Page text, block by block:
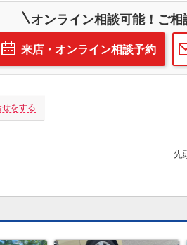
オンライン相談可能！ご相
来店・オンライン相談予約
をする
先